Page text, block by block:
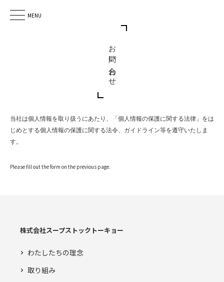
MENU
お問い合わせ
当社は個人情報を取り扱うにあたり、「個人情報の保護に関する法律」をは
じめとする個人情報の保護に関する法令、ガイドライン等を遵守いたしま
す。
Please fill out the form on the previous page.
株式会社スープストックトーキョー
わたしたちの理念
取り組み